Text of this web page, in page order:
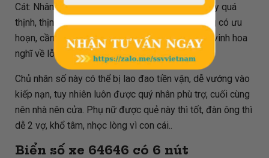
Cát: Nhân tài đỉnh thịnh, gia vận hưng long, số này quá
thịnh, thịnh quá thì sẽ suy, bề ngoài tốt đẹp, trong có ưu
hoạn, cần ở yên nghĩ nguy, bình đạm hưởng thụ, vinh hoa
nghĩ về lỗi lầm. .
Chủ nhân số này có thể bị lao đao tiền vận, dễ vướng vào
kiếp nạn, tuy nhiên luôn được quý nhân phù trợ, cuối cùng
nên nhà nên cửa. Phụ nữ được quẻ này thì tốt, đàn ông thì
dễ 2 vợ, khổ tâm, nhọc lòng vì con cái..
Biển số xe 64646 có 6 nút